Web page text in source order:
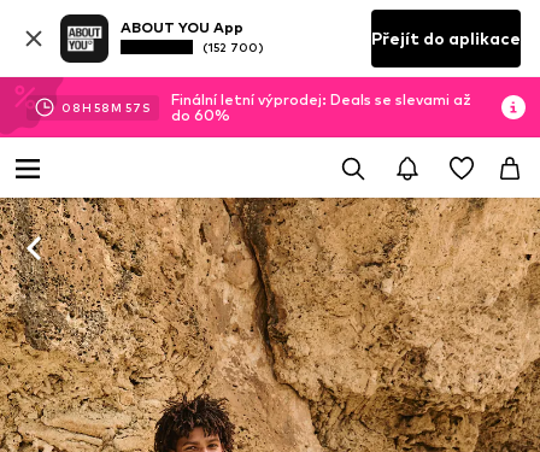
ABOUT YOU App
(152 700) Přejít do aplikace
08H 58M 56 S
Finální letní výprodej: Deals se slevami až
do 60%